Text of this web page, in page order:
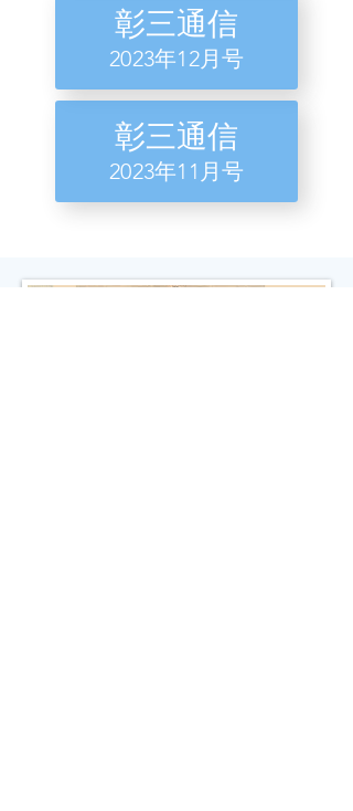
彰三通信
​2023年12月号
彰三通信
​2023年11月号